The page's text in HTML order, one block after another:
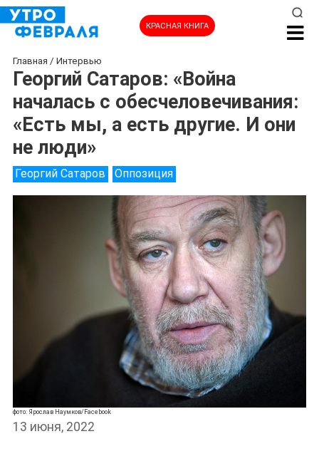
КРАСНАЯ КНИГА
Главная / Интервью
Георгий Сатаров: «Война
началась с обесчеловечивания:
«Есть мы, а есть другие. И они
не люди»
Георгий Сатаров Оппозиция
фото: Ярослав Наумков/Facebook
13 июня, 2022